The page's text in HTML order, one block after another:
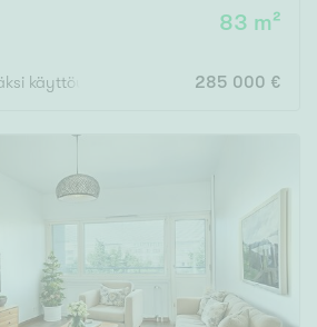
Ei arvokohteita
83 m²
käyttöullakolla n. 40 m2 tilaa285 000 €